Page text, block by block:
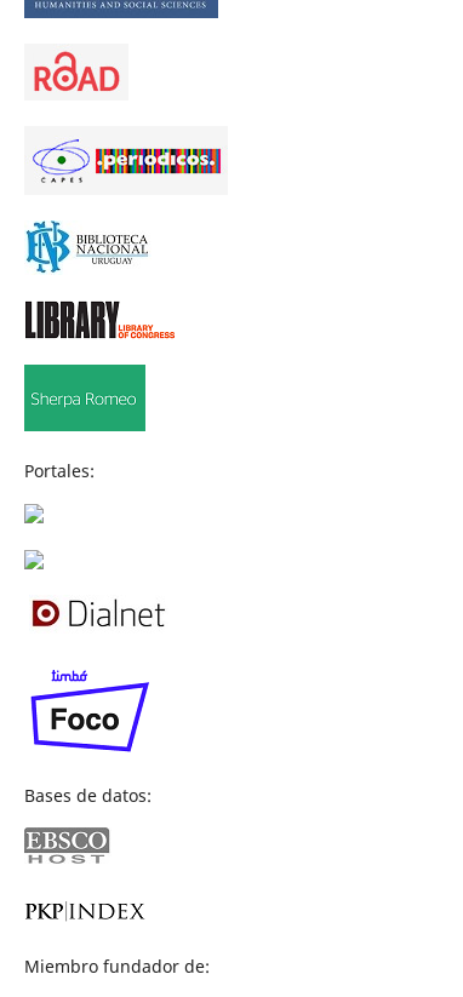
Portales:
Bases de datos:
Miembro fundador de: